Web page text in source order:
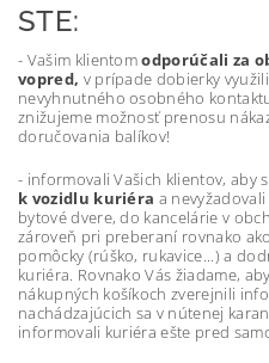
STE:
- Vašim klientomodporúčali za
vopred, v prípade dobierky
nevyhnutného osobného
znižujeme možnosť prenosu
doručovania balíkov!
- informovali Vašich klientov, aby
k vozidlu kuriéra a
bytové dvere, do kancelárie v
zároveň pri preberaní rovnako
pomôcky (rúško, rukavice...) a
kuriéra. Rovnako Vás žiadame,
nákupných košíkoch zverejnili
nachádzajúcich sa v nútenej
informovali kuriéra ešte pred